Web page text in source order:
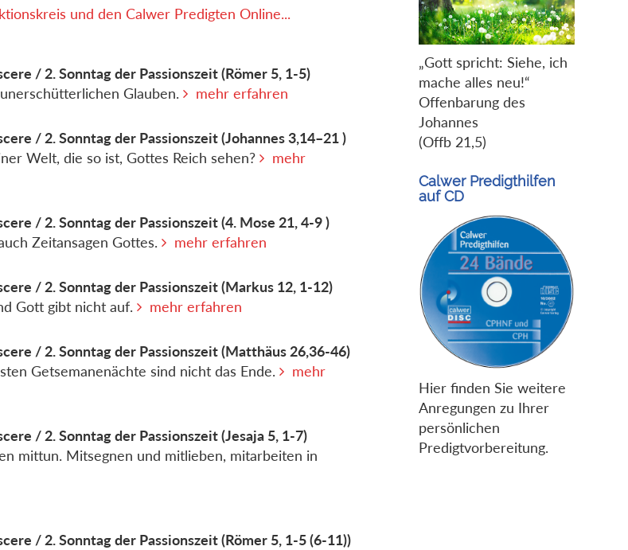
und den Calwer Predigten Online...
/ 2. Sonntag der Passionszeit(Römer 5, 1-5)
Glauben.
mehr erfahren
/ 2. Sonntag der Passionszeit(Johannes 3,14–21 )
Welt, die so ist, Gottes Reich sehen?
mehr
/ 2. Sonntag der Passionszeit(4. Mose 21, 4-9 )
Zeitansagen Gottes.
mehr erfahren
/ 2. Sonntag der Passionszeit(Markus 12, 1-12)
Gott gibt nicht auf.
mehr erfahren
/ 2. Sonntag der Passionszeit(Matthäus 26,36-46)
Getsemanenächte sind nicht das Ende.
mehr
/ 2. Sonntag der Passionszeit(Jesaja 5, 1-7)
mittun. Mitsegnen und mitlieben, mitarbeiten in
/ 2. Sonntag der Passionszeit(Römer 5, 1-5 (6-11))
„Gott spricht: Siehe, ich
mache alles neu!“
Offenbarung des
Johannes
(Offb 21,5)
Calwer Predigthilfen
auf CD
Hier finden Sie weitere
Anregungen zu Ihrer
persönlichen
Predigtvorbereitung.